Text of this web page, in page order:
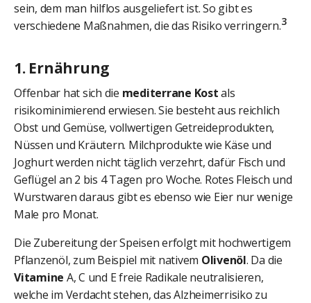
sein, dem man hilflos ausgeliefert ist. So gibt es
verschiedene Maßnahmen, die das Risiko verringern.3
1. Ernährung
Offenbar hat sich die mediterrane Kostals
risikominimierend erwiesen. Sie besteht aus reichlich
Obst und Gemüse, vollwertigen Getreideprodukten,
Nüssen und Kräutern. Milchprodukte wie Käse und
Joghurt werden nicht täglich verzehrt, dafür Fisch und
Geflügel an 2 bis 4 Tagen pro Woche. Rotes Fleisch und
Wurstwaren daraus gibt es ebenso wie Eier nur wenige
Male pro Monat.
Die Zubereitung der Speisen erfolgt mit hochwertigem
Pflanzenöl, zum Beispiel mit nativem Olivenöl. Da die
Vitamine A, C und E freie Radikale neutralisieren,
welche im Verdacht stehen, das Alzheimerrisiko zu